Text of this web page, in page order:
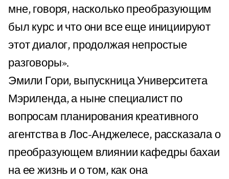
мне, говоря, насколько преобразующим
был курс и что они все еще инициируют
этот диалог, продолжая непростые
разговоры».
Эмили Гори, выпускница Университета
Мэриленда, а ныне специалист по
вопросам планирования креативного
агентства в Лос-Анджелесе, рассказала о
преобразующем влиянии кафедры бахаи
на ее жизнь и о том, как она